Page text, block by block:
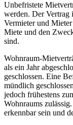
Unbefristete
werden. Der Vertrag
Vermieter und
Miete und den
sind.
Wohnraum-
als ein Jahr
geschlossen. Eine
mündlich
jedoch frühestens
Wohnraums
erkennbar sein und